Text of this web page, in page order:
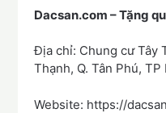
Dacsan.com – Tặng
Địa chỉ: Chung cư Tây
Thạnh, Q. Tân Phú,
Website: https://